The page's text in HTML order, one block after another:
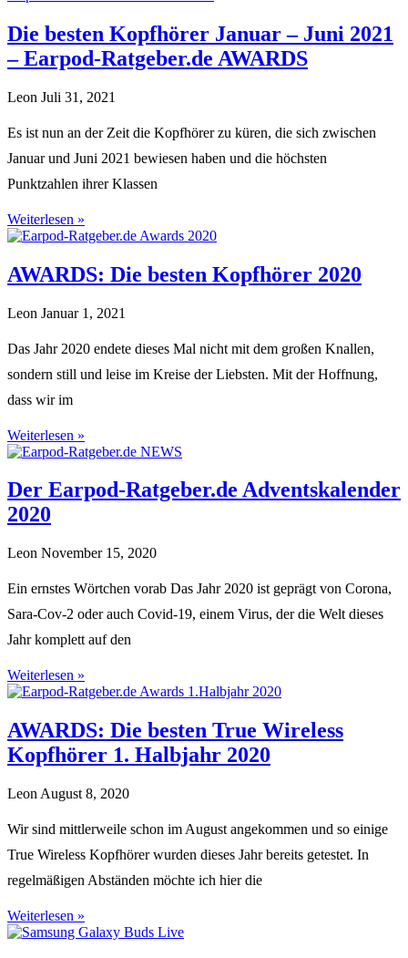
Die besten Kopfhörer Januar – Juni 2021
– Earpod-Ratgeber.de AWARDS
Leon Juli 31, 2021
Es ist nun an der Zeit die Kopfhörer zu küren, die sich zwischen
Januar und Juni 2021 bewiesen haben und die höchsten
Punktzahlen ihrer Klassen
Weiterlesen »
AWARDS: Die besten Kopfhörer 2020
Leon Januar 1, 2021
Das Jahr 2020 endete dieses Mal nicht mit dem großen Knallen,
sondern still und leise im Kreise der Liebsten. Mit der Hoffnung,
dass wir im
Weiterlesen »
Der Earpod-Ratgeber.de Adventskalender
2020
Leon November 15, 2020
Ein ernstes Wörtchen vorab Das Jahr 2020 ist geprägt von Corona,
Sara-Cov-2 oder auch Covid-19, einem Virus, der die Welt dieses
Jahr komplett auf den
Weiterlesen »
AWARDS: Die besten True Wireless
Kopfhörer 1. Halbjahr 2020
Leon August 8, 2020
Wir sind mittlerweile schon im August angekommen und so einige
True Wireless Kopfhörer wurden dieses Jahr bereits getestet. In
regelmäßigen Abständen möchte ich hier die
Weiterlesen »